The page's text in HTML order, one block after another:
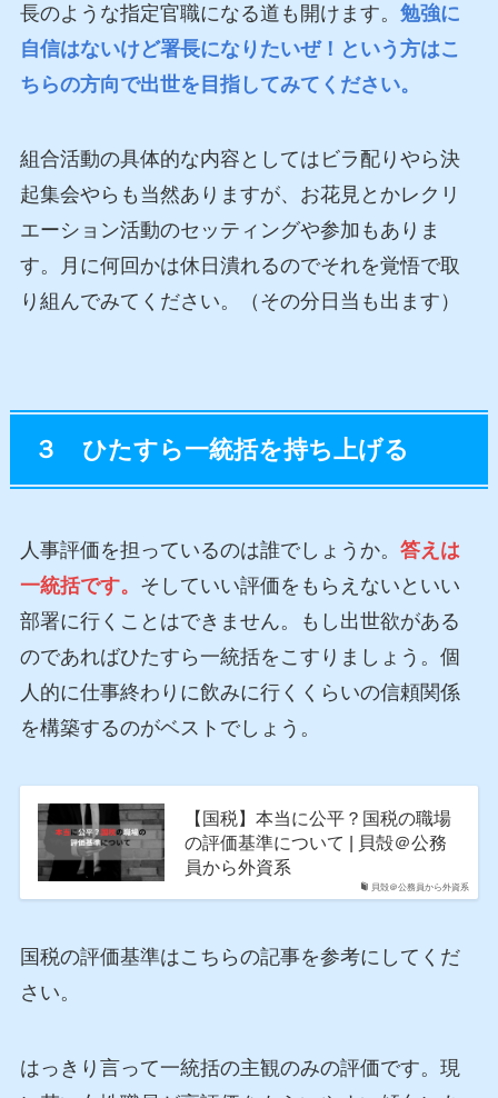
長のような指定官職になる道も開けます。 勉強に
自信はないけど署長になりたいぜ！という方はこ
ちらの方向で出世を目指してみてください。
組合活動の具体的な内容としてはビラ配りやら決
起集会やらも当然ありますが、お花見とかレクリ
エーション活動のセッティングや参加もありま
す。月に何回かは休日潰れるのでそれを覚悟で取
り組んでみてください。（その分日当も出ます）
３ ひたすら一統括を持ち上げる
人事評価を担っているのは誰でしょうか。 答えは
一統括です。 そしていい評価をもらえないといい
部署に行くことはできません。もし出世欲がある
のであればひたすら一統括をこすりましょう。個
人的に仕事終わりに飲みに行くくらいの信頼関係
を構築するのがベストでしょう。
貝殻＠公務員から外資系
【国税】本当に公平？国税の職場
の評価基準について | 貝殻＠公務
員から外資系
国税の評価基準はこちらの記事を参考にしてくだ
さい。
はっきり言って一統括の主観のみの評価です。現